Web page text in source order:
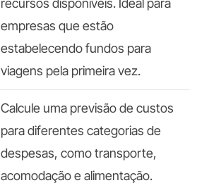
recursos disponíveis. Ideal para
empresas que estão
estabelecendo fundos para
viagens pela primeira vez.
Calcule uma previsão de custos
para diferentes categorias de
despesas, como transporte,
acomodação e alimentação.